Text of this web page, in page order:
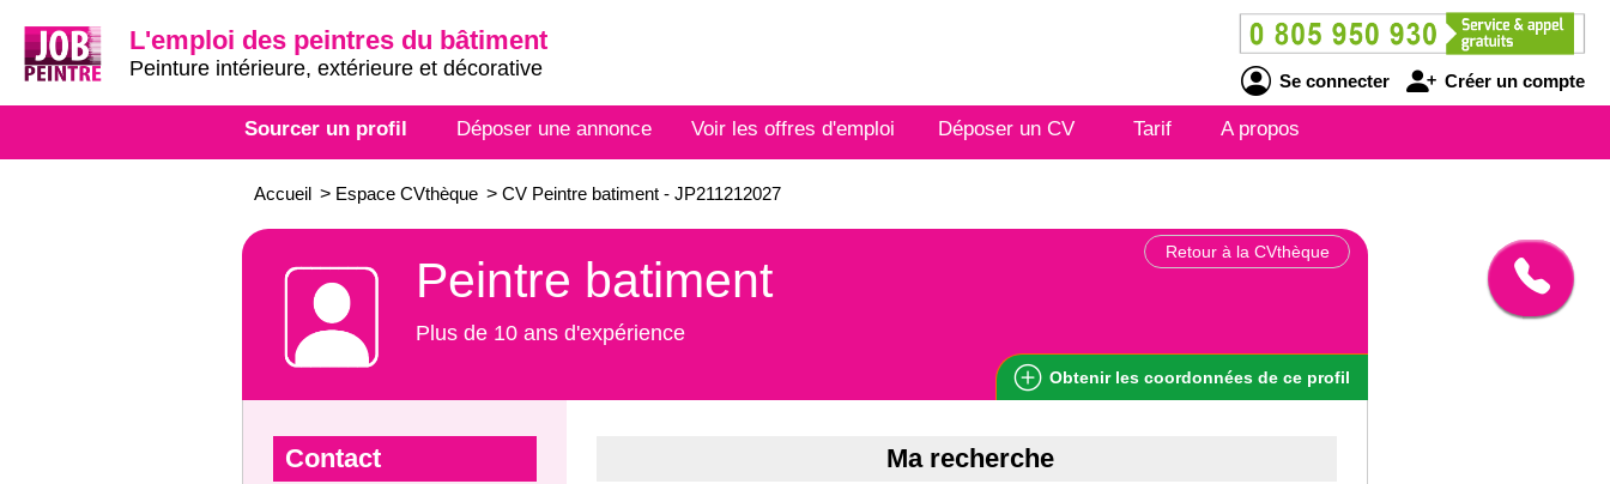
L'emploi des peintres du bâtiment
Peinture intérieure, extérieure et décorative
Se connecter Créer un compte
Sourcer un profil Déposer une annonce Voir les offres d'emploi Déposer un CV Tarif A propos
Accueil > Espace CVthèque > CV Peintre batiment - JP211212027
Retour à la CVthèque
Peintre batiment
Plus de 10 ans d'expérience
Obtenir les coordonnées de ce profil
Contact Ma recherche